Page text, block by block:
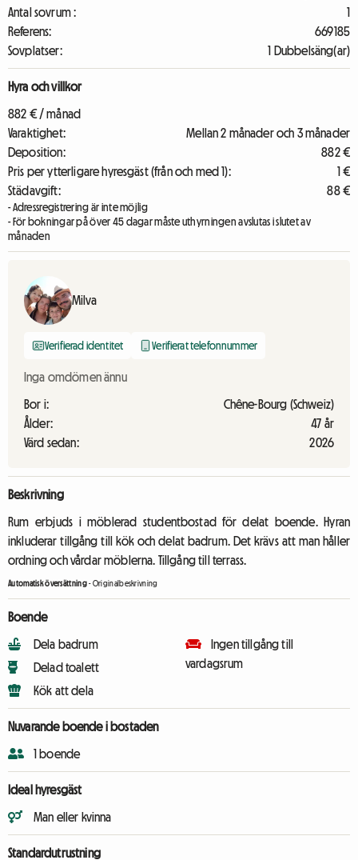
Antal sovrum :
1
Referens:
669185
Sovplatser:
1 Dubbelsäng(ar)
Hyra och villkor
882 € / månad
Varaktighet:
Mellan 2 månader och 3 månader
Deposition:
882 €
Pris per ytterligare hyresgäst (från och med 1):
1 €
Städavgift:
88 €
- Adressregistrering är inte möjlig
- För bokningar på över 45 dagar måste uthyrningen avslutas i slutet av
månaden
Milva
Verifierad identitet Verifierat telefonnummer
Inga omdömen ännu
Bor i:
Chêne-Bourg (Schweiz)
Ålder:
47 år
Värd sedan:
2026
Beskrivning
Rum erbjuds i möblerad studentbostad för delat boende. Hyran
inkluderar tillgång till kök och delat badrum. Det krävs att man håller
ordning och vårdar möblerna. Tillgång till terrass.
Automatisk översättning-Originalbeskrivning
Boende
Dela badrum
Delad toalett
Kök att dela
Ingen tillgång till
vardagsrum
Nuvarande boende i bostaden
1 boende
Ideal hyresgäst
Man eller kvinna
Standardutrustning